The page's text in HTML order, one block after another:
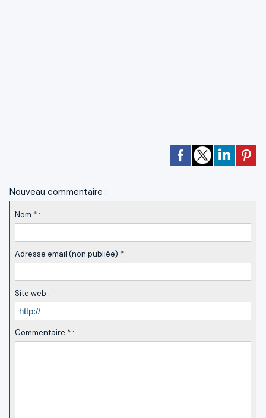
Nouveau commentaire :
Nom * :
Adresse email (non publiée) * :
Site web :
Commentaire * :